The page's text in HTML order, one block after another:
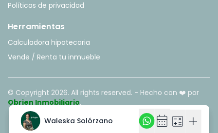
Waleska Solórzano calendar_month calculate add
Waleska Solórzano calendar_month calculate add
Políticas de privacidad
Herramientas
Calculadora hipotecaria
Vende / Renta tu inmueble
© Copyright 2026. All rights reserved. - Hecho con ❤️ por
Obrien Inmobiliario.